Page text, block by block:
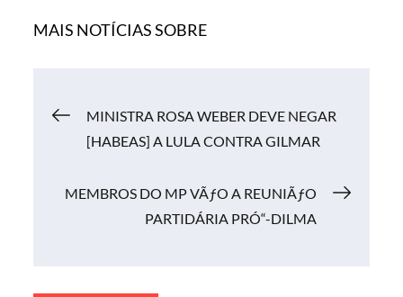
MAIS NOTÍCIAS SOBRE
Navegação
MINISTRA ROSA WEBER DEVE NEGAR
[HABEAS] A LULA CONTRA GILMAR
MEMBROS DO MP VÃƒO A REUNIÃƒO
PARTIDÁRIA PRÓ“-DILMA